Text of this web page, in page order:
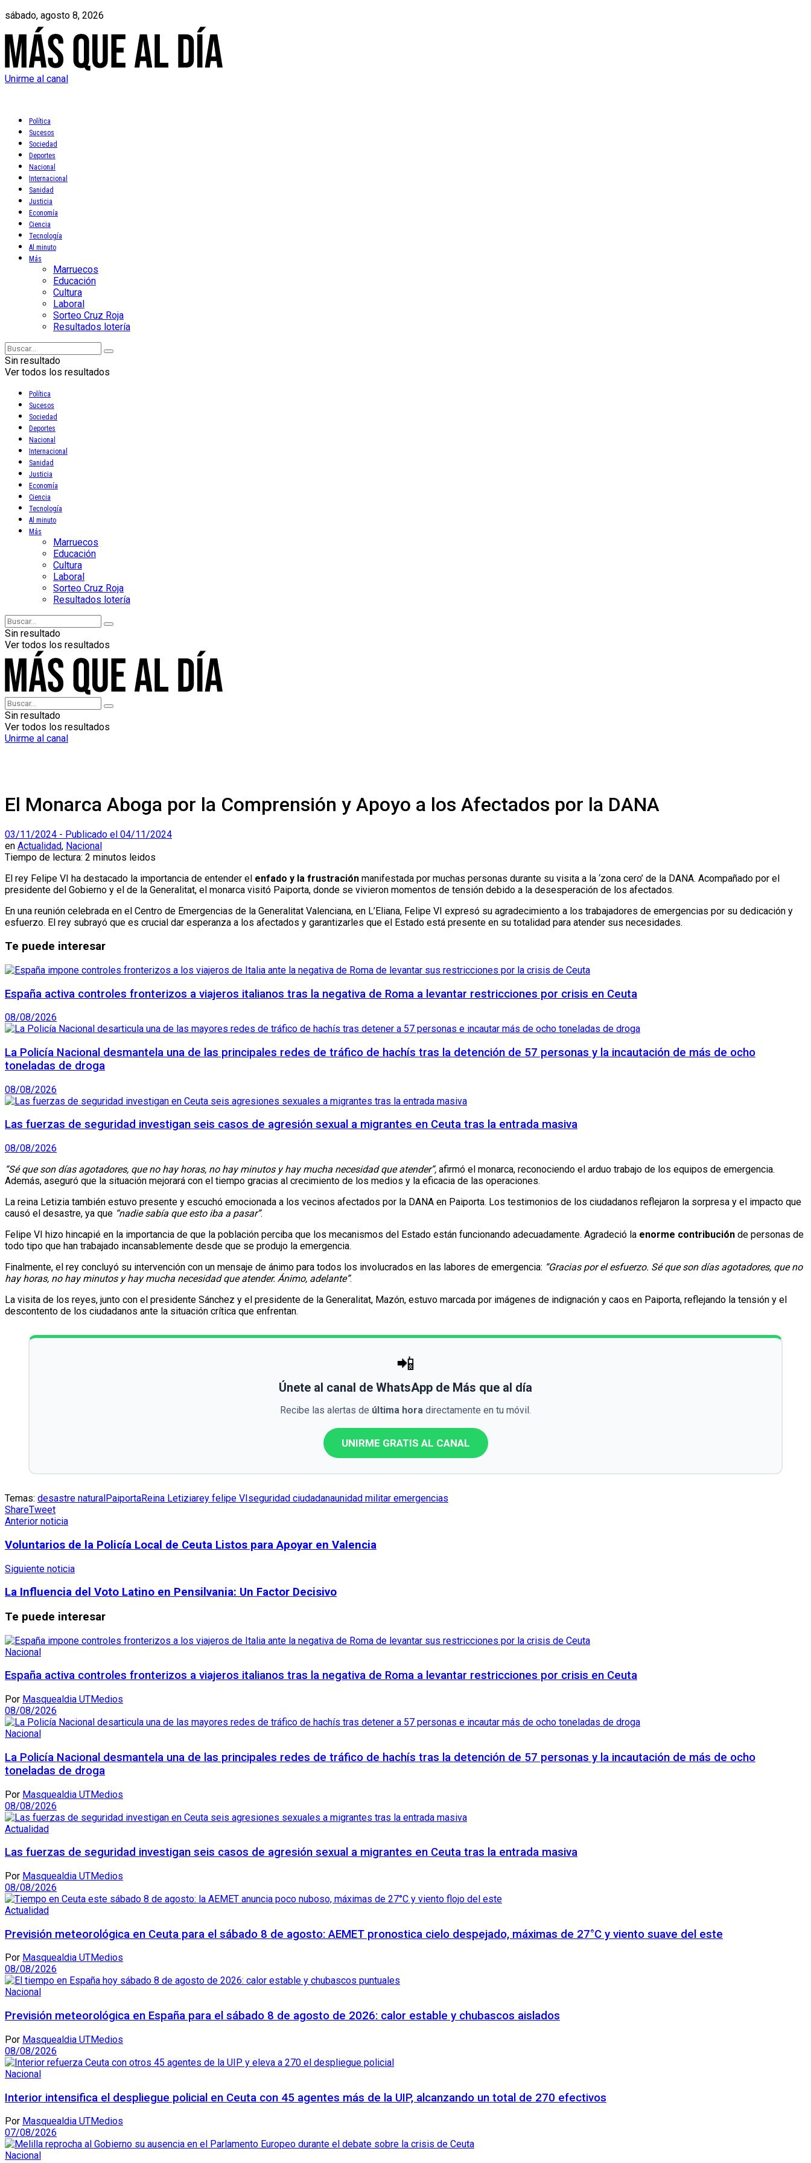
sábado, agosto 8, 2026
Unirme al canal
Política
Sucesos
Sociedad
Deportes
Nacional
Internacional
Sanidad
Justicia
Economía
Ciencia
Tecnología
Al minuto
Más
Marruecos
Educación
Cultura
Laboral
Sorteo Cruz Roja
Resultados lotería
Sin resultado
Ver todos los resultados
Política
Sucesos
Sociedad
Deportes
Nacional
Internacional
Sanidad
Justicia
Economía
Ciencia
Tecnología
Al minuto
Más
Marruecos
Educación
Cultura
Laboral
Sorteo Cruz Roja
Resultados lotería
Sin resultado
Ver todos los resultados
Sin resultado
Ver todos los resultados
Unirme al canal
El Monarca Aboga por la Comprensión y Apoyo a los Afectados por la DANA
03/11/2024 - Publicado el 04/11/2024
en Actualidad, Nacional
Tiempo de lectura: 2 minutos leidos
El rey Felipe VI ha destacado la importancia de entender el enfado y la frustración manifestada por muchas personas durante su visita a la ‘zona cero’ de la DANA. Acompañado por el
presidente del Gobierno y el de la Generalitat, el monarca visitó Paiporta, donde se vivieron momentos de tensión debido a la desesperación de los afectados.
En una reunión celebrada en el Centro de Emergencias de la Generalitat Valenciana, en L’Eliana, Felipe VI expresó su agradecimiento a los trabajadores de emergencias por su dedicación y
esfuerzo. El rey subrayó que es crucial dar esperanza a los afectados y garantizarles que el Estado está presente en su totalidad para atender sus necesidades.
Te puede interesar
España activa controles fronterizos a viajeros italianos tras la negativa de Roma a levantar restricciones por crisis en Ceuta
08/08/2026
La Policía Nacional desmantela una de las principales redes de tráfico de hachís tras la detención de 57 personas y la incautación de más de ocho
toneladas de droga
08/08/2026
Las fuerzas de seguridad investigan seis casos de agresión sexual a migrantes en Ceuta tras la entrada masiva
08/08/2026
“Sé que son días agotadores, que no hay horas, no hay minutos y hay mucha necesidad que atender”, afirmó el monarca, reconociendo el arduo trabajo de los equipos de emergencia.
Además, aseguró que la situación mejorará con el tiempo gracias al crecimiento de los medios y la eficacia de las operaciones.
La reina Letizia también estuvo presente y escuchó emocionada a los vecinos afectados por la DANA en Paiporta. Los testimonios de los ciudadanos reflejaron la sorpresa y el impacto que
causó el desastre, ya que “nadie sabía que esto iba a pasar”.
Felipe VI hizo hincapié en la importancia de que la población perciba que los mecanismos del Estado están funcionando adecuadamente. Agradeció la enorme contribución de personas de
todo tipo que han trabajado incansablemente desde que se produjo la emergencia.
Finalmente, el rey concluyó su intervención con un mensaje de ánimo para todos los involucrados en las labores de emergencia: “Gracias por el esfuerzo. Sé que son días agotadores, que no
hay horas, no hay minutos y hay mucha necesidad que atender. Ánimo, adelante”.
La visita de los reyes, junto con el presidente Sánchez y el presidente de la Generalitat, Mazón, estuvo marcada por imágenes de indignación y caos en Paiporta, reflejando la tensión y el
descontento de los ciudadanos ante la situación crítica que enfrentan.
📲
Únete al canal de WhatsApp de Más que al día
Recibe las alertas de última hora directamente en tu móvil.
UNIRME GRATIS AL CANAL
Temas: desastre naturalPaiportaReina Letiziarey felipe VIseguridad ciudadanaunidad militar emergencias
ShareTweet
Anterior noticia
Voluntarios de la Policía Local de Ceuta Listos para Apoyar en Valencia
Siguiente noticia
La Influencia del Voto Latino en Pensilvania: Un Factor Decisivo
Te puede interesar
Nacional
España activa controles fronterizos a viajeros italianos tras la negativa de Roma a levantar restricciones por crisis en Ceuta
Por Masquealdia UTMedios
08/08/2026
Nacional
La Policía Nacional desmantela una de las principales redes de tráfico de hachís tras la detención de 57 personas y la incautación de más de ocho
toneladas de droga
Por Masquealdia UTMedios
08/08/2026
Actualidad
Las fuerzas de seguridad investigan seis casos de agresión sexual a migrantes en Ceuta tras la entrada masiva
Por Masquealdia UTMedios
08/08/2026
Actualidad
Previsión meteorológica en Ceuta para el sábado 8 de agosto: AEMET pronostica cielo despejado, máximas de 27°C y viento suave del este
Por Masquealdia UTMedios
08/08/2026
Nacional
Previsión meteorológica en España para el sábado 8 de agosto de 2026: calor estable y chubascos aislados
Por Masquealdia UTMedios
08/08/2026
Nacional
Interior intensifica el despliegue policial en Ceuta con 45 agentes más de la UIP, alcanzando un total de 270 efectivos
Por Masquealdia UTMedios
07/08/2026
Nacional